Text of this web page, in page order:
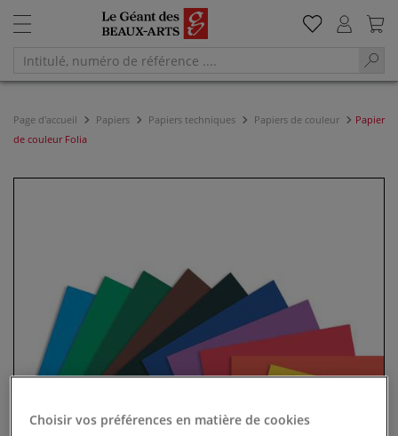
Page d'accueil Papiers Papiers techniques Papiers de couleur
Papier
de couleur Folia
Choisir vos préférences en matière de cookies